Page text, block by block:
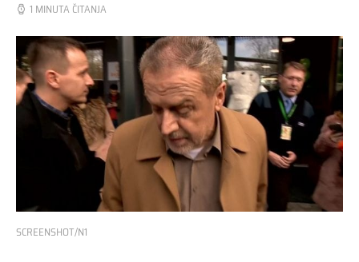
1 MINUTA ČITANJA
SCREENSHOT/N1